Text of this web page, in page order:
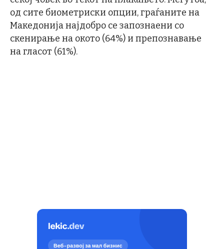
од сите биометриски опции, граѓаните на
Македонија најдобро се запознаени со
скенирање на окото (64%) и препознавање
на гласот (61%).